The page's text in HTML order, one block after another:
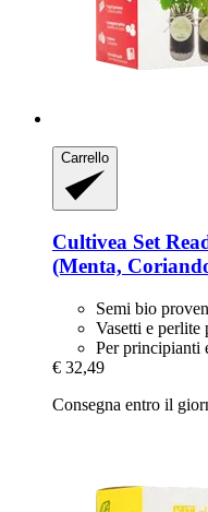
Carrello
Cultivea Set
(Menta,
Semi bio
Vasetti e perlite
Per principianti
€ 32,49
Consegna entro il